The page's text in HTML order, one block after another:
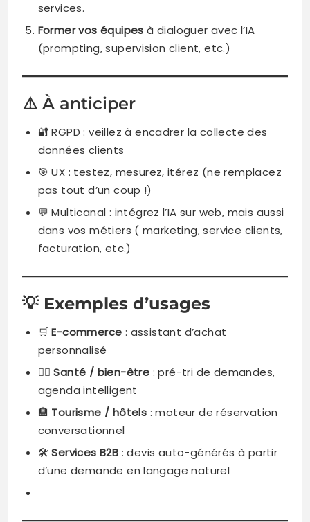
services.
Former vos équipes à dialoguer avec l’IA
(prompting, supervision client, etc.)
⚠️ À anticiper
🔐 RGPD : veillez à encadrer la collecte des
données clients
🎯 UX : testez, mesurez, itérez (ne remplacez
pas tout d’un coup !)
💬 Multicanal : intégrez l’IA sur web, mais aussi
dans vos métiers ( marketing, service clients,
facturation, etc.)
💡 Exemples d’usages
🛒E-commerce : assistant d’achat
personnalisé
🧑‍⚕️Santé / bien-être : pré-tri de demandes,
agenda intelligent
🏨 Tourisme / hôtels : moteur de réservation
conversationnel
🛠️Services B2B : devis auto-générés à partir
d’une demande en langage naturel